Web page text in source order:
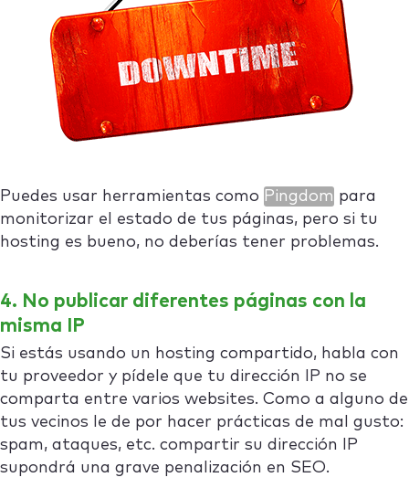
Puedes usar herramientas como Pingdom para
monitorizar el estado de tus páginas, pero si tu
hosting es bueno, no deberías tener problemas.
4. No publicar diferentes páginas con la
misma IP
Si estás usando un hosting compartido, habla con
tu proveedor y pídele que tu dirección IP no se
comparta entre varios websites. Como a alguno de
tus vecinos le de por hacer prácticas de mal gusto:
spam, ataques, etc. compartir su dirección IP
supondrá una grave penalización en SEO.